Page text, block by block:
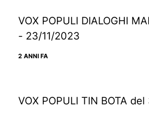
VOX POPULI DIALOGHI
- 23/11/2023
2 ANNI FA
VOX POPULI TIN BOTA